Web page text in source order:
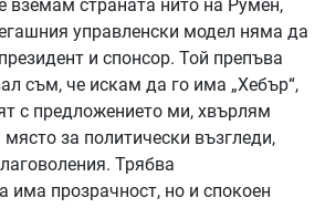
вземам страната нито на Румен,
управленски модел няма да
и спонсор. Той препъва
съм, че искам да го има „Хебър“,
с предложението ми, хвърлям
за политически възгледи,
Трябва
има прозрачност, но и спокоен